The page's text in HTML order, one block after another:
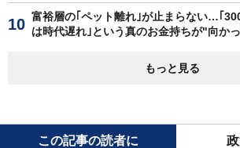
富裕層の｢ペット離れ｣が止まらない…｢
は時代遅れ｣という真のお金持ちが"向か
もっと見る
この記事の読者に